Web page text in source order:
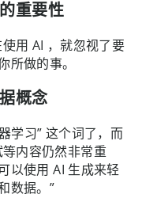
重要性
用 AI ，就忽视了要
所做的事。
概念
学习” 这个词了，而
内容仍然非常重
以使用 AI 生成来轻
数据。”